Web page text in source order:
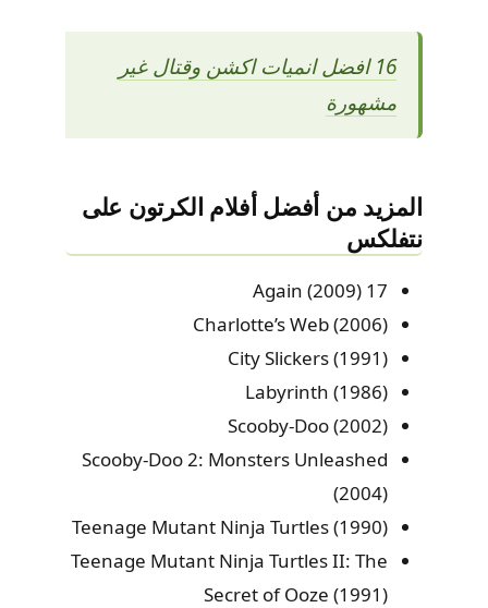
16 افضل انميات اكشن وقتال غير
مشهورة
المزيد من أفضل أفلام الكرتون على
نتفلكس
17 Again (2009)
Charlotte’s Web (2006)
City Slickers (1991)
Labyrinth (1986)
Scooby-Doo (2002)
Scooby-Doo 2: Monsters Unleashed
(2004)
Teenage Mutant Ninja Turtles (1990)
Teenage Mutant Ninja Turtles II: The
Secret of Ooze (1991)